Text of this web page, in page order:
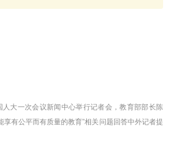
大一次会议新闻中心举行记者会，教育部部长陈
享有公平而有质量的教育”相关问题回答中外记者提